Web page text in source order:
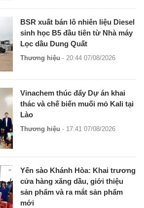
BSR xuất bán lô nhiên liệu Diesel
sinh học B5 đầu tiên từ Nhà máy
Lọc dầu Dung Quất
Thương hiệu - 20:44 07/08/2026
Vinachem thúc đẩy Dự án khai
thác và chế biến muối mỏ Kali tại
Lào
Thương hiệu - 17:41 07/08/2026
Yến sào Khánh Hòa: Khai trương
cửa hàng xăng dầu, giới thiệu
sản phẩm và ra mắt sản phẩm
mới